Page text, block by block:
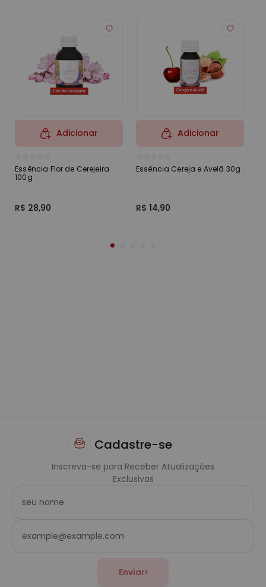
Essência Flor de Cerejeira
100g
R$ 28,90
Adicionar
Essência Cereja e Avelã 30g
R$ 14,90
Adicionar
Cadastre-se
Inscreva-se para Receber Atualizações
Exclusivas
Enviar›